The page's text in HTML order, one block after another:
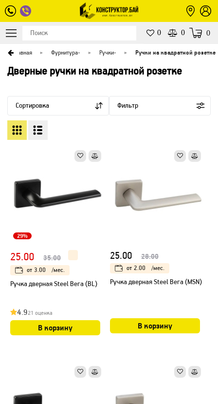
0 0 0
Главная Фурнитура- Ручки- Ручки на квадратной розетке
Дверные ручки на квадратной розетке
Сортировка Фильтр
29%
25.00 35.00
от 3.00 /мес.
Ручка дверная Steel Вега (BL)
4.921 оценка
В корзину
25.00 28.00
от 2.00 /мес.
Ручка дверная Steel Вега (MSN)
В корзину